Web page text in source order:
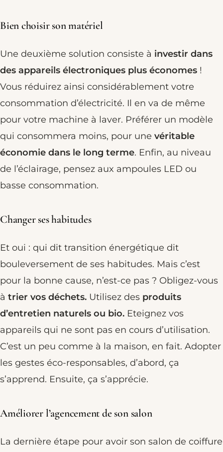
Bien choisir son matériel
Une deuxième solution consiste à investir dans
des appareils électroniques plus économes !
Vous réduirez ainsi considérablement votre
consommation d’électricité. Il en va de même
pour votre machine à laver. Préférer un modèle
qui consommera moins, pour une véritable
économie dans le long terme. Enfin, au niveau
de l’éclairage, pensez aux ampoules LED ou
basse consommation.
Changer ses habitudes
Et oui : qui dit transition énergétique dit
bouleversement de ses habitudes. Mais c’est
pour la bonne cause, n’est-ce pas ? Obligez-vous
à trier vos déchets. Utilisez des produits
d’entretien naturels ou bio. Eteignez vos
appareils qui ne sont pas en cours d’utilisation.
C’est un peu comme à la maison, en fait. Adopter
les gestes éco-responsables, d’abord, ça
s’apprend. Ensuite, ça s’apprécie.
Améliorer l’agencement de son salon
La dernière étape pour avoir son salon de coiffure